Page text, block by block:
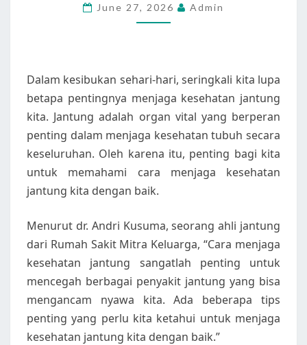
YANG
PERLU
June 27, 2026 Admin
Dalam kesibukan sehari-hari, seringkali kita lupa
betapa pentingnya menjaga kesehatan jantung
kita. Jantung adalah organ vital yang berperan
penting dalam menjaga kesehatan tubuh secara
keseluruhan. Oleh karena itu, penting bagi kita
untuk memahami cara menjaga kesehatan
jantung kita dengan baik.
Menurut dr. Andri Kusuma, seorang ahli jantung
dari Rumah Sakit Mitra Keluarga, “Cara menjaga
kesehatan jantung sangatlah penting untuk
mencegah berbagai penyakit jantung yang bisa
mengancam nyawa kita. Ada beberapa tips
penting yang perlu kita ketahui untuk menjaga
kesehatan jantung kita dengan baik.”